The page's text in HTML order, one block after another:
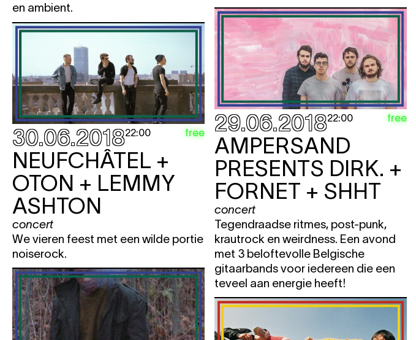
en ambient.
29.06.201822:00 free
AMPERSAND
PRESENTS DIRK. +
FORNET + SHHT
concert
Tegendraadse ritmes, post-punk,
krautrock en weirdness. Een avond
met 3 beloftevolle Belgische
gitaarbands voor iedereen die een
teveel aan energie heeft!
30.06.201822:00 free
NEUFCHÂTEL +
OTON + LEMMY
ASHTON
concert
We vieren feest met een wilde portie
noiserock.